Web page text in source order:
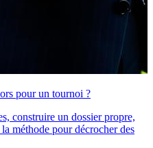
pour un tournoi ?
construire un dossier propre,
méthode pour décrocher des